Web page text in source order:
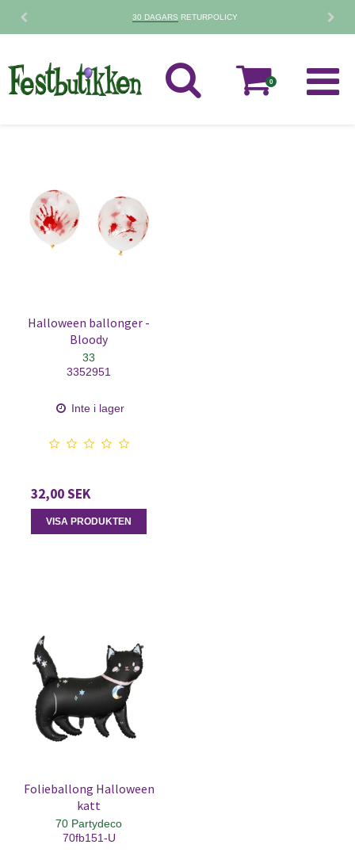
30 DAGARS RETURPOLICY
0
Halloween ballonger -
Bloody
33
3352951
Inte i lager
32,00 SEK
VISA PRODUKTEN
Folieballong Halloween
katt
70 Partydeco
70fb151-U